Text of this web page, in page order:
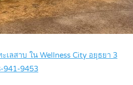
เลสาบ ใน Wellness City อยุธยา 3
941-9453